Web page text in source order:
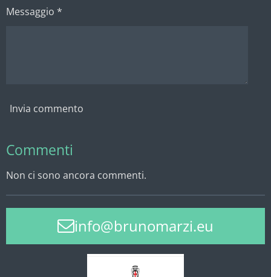
Messaggio *
Invia commento
Commenti
Non ci sono ancora commenti.
info@brunomarzi.eu